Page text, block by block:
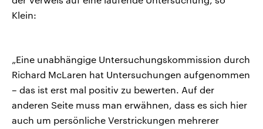
Klein:
„Eine unabhängige Untersuchungskommission durch
Richard McLaren hat Untersuchungen aufgenommen
– das ist erst mal positiv zu bewerten. Auf der
anderen Seite muss man erwähnen, dass es sich hier
auch um persönliche Verstrickungen mehrerer